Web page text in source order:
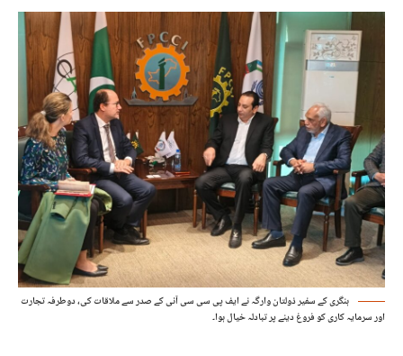
ہنگری کے سفیر ذولتان وارگہ نے ایف پی سی سی آئی کے صدر سے ملاقات کی، دوطرفہ تجارت
اور سرمایہ کاری کو فروغ دینے پر تبادلہ خیال ہوا۔